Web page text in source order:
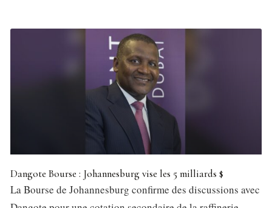
Dangote Bourse : Johannesburg vise les 5 milliards $
La Bourse de Johannesburg confirme des discussions avec